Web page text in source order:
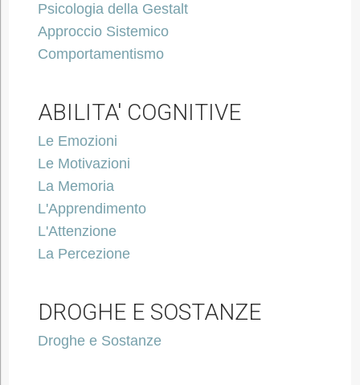
Psicologia della Gestalt
Approccio Sistemico
Comportamentismo
ABILITA' COGNITIVE
Le Emozioni
Le Motivazioni
La Memoria
L'Apprendimento
L'Attenzione
La Percezione
DROGHE E SOSTANZE
Droghe e Sostanze